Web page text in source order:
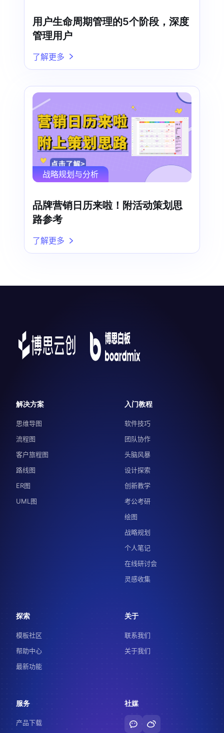
用户生命周期管理的5个阶段，深度
管理用户
了解更多
战略规划与分析
品牌营销日历来啦！附活动策划思
路参考
了解更多
解决方案
思维导图
流程图
客户旅程图
路线图
ER图
UML图
入门教程
软件技巧
团队协作
头脑风暴
设计探索
创新教学
考公考研
绘图
战略规划
个人笔记
在线研讨会
灵感收集
探索
模板社区
帮助中心
最新功能
关于
联系我们
关于我们
服务
产品下载
社媒